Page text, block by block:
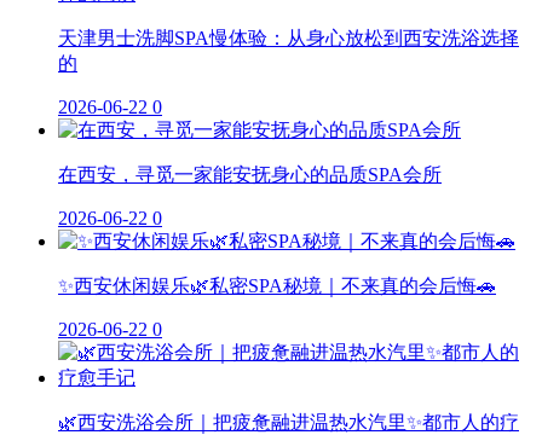
天津男士洗脚SPA慢体验：从身心放松到西安洗浴选择
的
2026-06-22 0
在西安，寻觅一家能安抚身心的品质SPA会所
2026-06-22 0
✨西安休闲娱乐🌿私密SPA秘境｜不来真的会后悔🚗
2026-06-22 0
🌿西安洗浴会所｜把疲惫融进温热水汽里✨都市人的疗